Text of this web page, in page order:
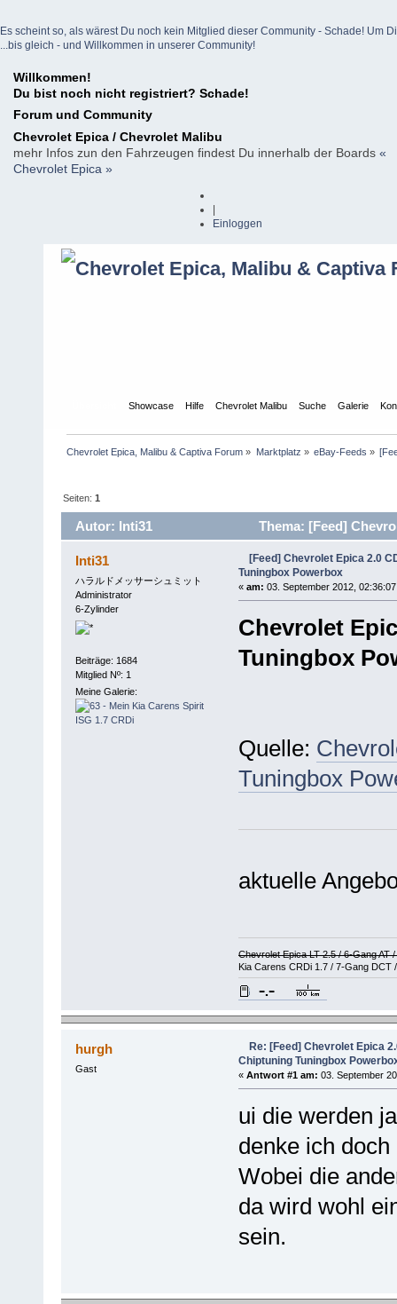
Es scheint so, als wärest Du noch kein Mitglied dieser Community - Schade! Um
...bis gleich - und Willkommen in unserer Community!
Willkommen!
Du bist noch nicht registriert? Schade!
Forum und Community
Chevrolet Epica / Chevrolet Malibu
mehr Infos zun den Fahrzeugen findest Du innerhalb der Boards «
Chevrolet Epica »
Einloggen
Showcase Hilfe Chevrolet Malibu Suche Galerie
Chevrolet Epica, Malibu & Captiva Forum » Marktplatz » eBay-Feeds »
Seiten:1
Autor: Inti31
Thema: [Feed]
(Gelesen 17935 mal)
Inti31
ハラルドメッサーシュミット
Administrator
6-Zylinder
Beiträge: 1684
Mitglied Nº: 1
Meine Galerie:
[Feed] Chevrolet Epica 2.0
Tuningbox Powerbox
« am: 03. September 2012,
Chevrolet
Tuningbox
Quelle:
Tuningbox
aktuelle
Chevrolet Epica LT 2.5 / 6-Gang AT
Kia Carens CRDi 1.7 / 7-Gang DCT
hurgh
Gast
Re: [Feed] Chevrolet Epica
Chiptuning Tuningbox
« Antwort #1 am: 03. September
ui die werden
denke ich
Wobei die
da wird wohl
sein.